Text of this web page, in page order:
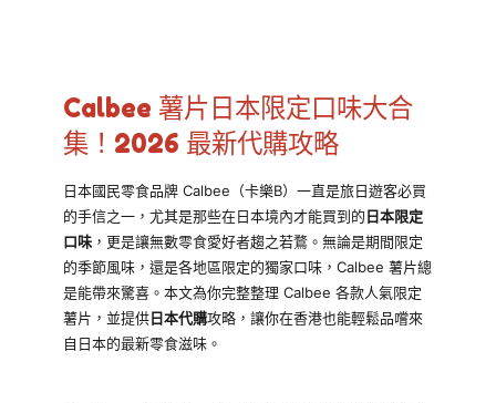
Calbee 薯片日本限定口味大合
集！2026 最新代購攻略
日本國民零食品牌 Calbee（卡樂B）一直是旅日遊客必買
的手信之一，尤其是那些在日本境內才能買到的日本限定
口味，更是讓無數零食愛好者趨之若鶩。無論是期間限定
的季節風味，還是各地區限定的獨家口味，Calbee 薯片總
是能帶來驚喜。本文為你完整整理 Calbee 各款人氣限定
薯片，並提供日本代購攻略，讓你在香港也能輕鬆品嚐來
自日本的最新零食滋味。